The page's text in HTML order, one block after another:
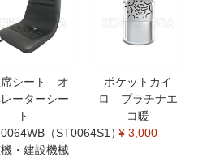
席シート オ
ーターシー
ト
（ST0064S1）
・建設機械
ポケットカイ
ロ プラチナエ
コ暖
¥ 3,000